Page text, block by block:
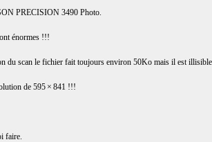
PRECISION 3490 Photo.
énormes !!!
du scan le fichier fait toujours environ 50Ko mais il est
de 595 × 841 !!!
faire.